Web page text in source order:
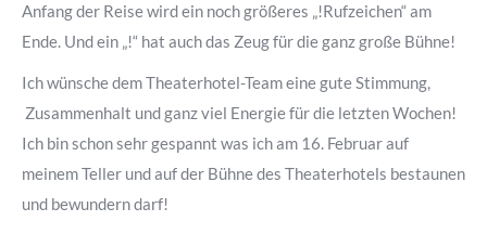
Anfang der Reise wird ein noch größeres „!Rufzeichen“ am
Ende. Und ein „!“ hat auch das Zeug für die ganz große Bühne!
Ich wünsche dem Theaterhotel-Team eine gute Stimmung,
Zusammenhalt und ganz viel Energie für die letzten Wochen!
Ich bin schon sehr gespannt was ich am 16. Februar auf
meinem Teller und auf der Bühne des Theaterhotels bestaunen
und bewundern darf!